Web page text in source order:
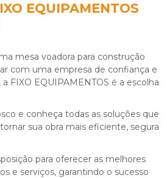
EQUIPAMENTOS
mesa voadora para construção
com uma empresa de confiança e
FIXO EQUIPAMENTOS é a escolha
e conheça todas as soluções que
sua obra mais eficiente, segura
para oferecer as melhores
e serviços, garantindo o sucesso